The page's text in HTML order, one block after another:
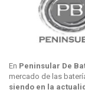
En Peninsular De
mercado de las
siendo en la